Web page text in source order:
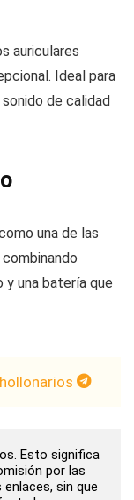
auriculares
Ideal para
de calidad
una de las
y una batería que
Esto significa
por las
sin que